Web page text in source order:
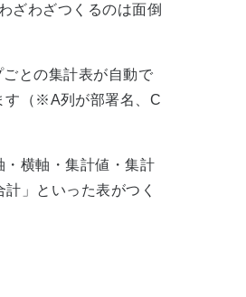
ざわざつくるのは面倒
との集計表が自動で
す（※A列が部署名、C
横軸・集計値・集計
」といった表がつく